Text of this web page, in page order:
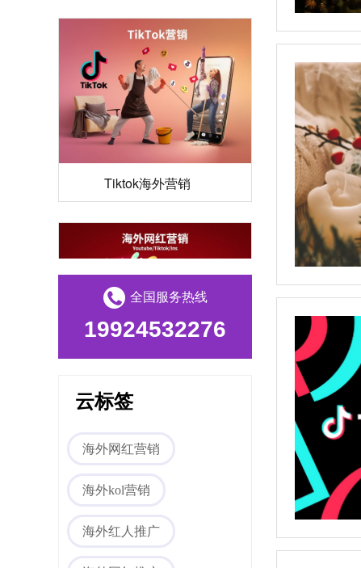
Tiktok海外营销
全国服务热线
19924532276
云标签
海外网红营销
海外kol营销
海外红人推广